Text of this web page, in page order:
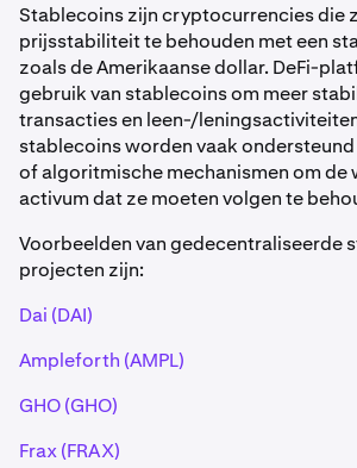
Stablecoins zijn cryptocurrencies die
prijsstabiliteit te behouden met een
zoals de Amerikaanse dollar. DeFi-
gebruik van stablecoins om meer
transacties en leen-/
stablecoins worden vaak
of algoritmische mechanismen om de
activum dat ze moeten volgen te
Voorbeelden van gedecentraliseerde
projecten zijn:
Dai (DAI)
Ampleforth (AMPL)
GHO (GHO)
Frax (FRAX)